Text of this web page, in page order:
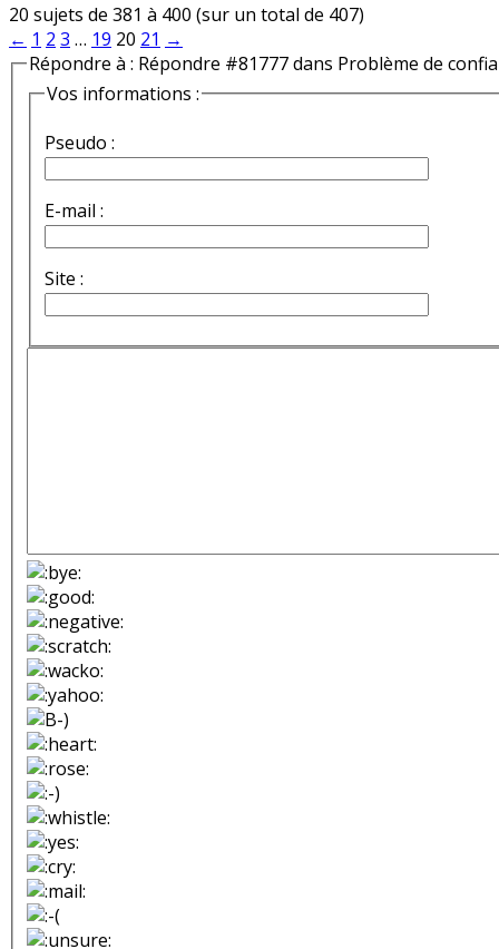
20 sujets de 381 à 400 (sur un total de 407)
← 1 2 3 … 19 20 21 →
Répondre à : Répondre #81777 dans Problème de
Vos informations :
Pseudo :
E-mail :
Site :